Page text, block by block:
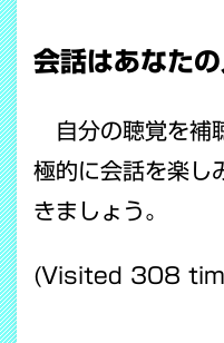
会話はあなた
自分の聴覚を補
極的に会話を楽し
きましょう。
(Visited 308